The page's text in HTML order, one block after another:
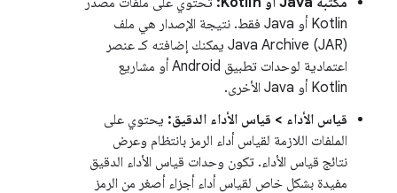
Kotlin أو Java فقط. نتيجة الإصدار هي ملف
Java Archive (JAR) يمكنك إضافته كـ عنصر
اعتمادية لوحدات تطبيق Android أو مشاريع
Kotlin أو Java الأخرى.
قياس الأداء > قياس الأداء الدقيق: يحتوي على
الملفات اللازمة لقياس أداء الرمز بانتظام وعرض
نتائج قياس الأداء. تكون وحدات قياس الأداء الدقيق
مفيدة بشكل خاص لقياس أداء أجزاء أصغر من الرمز